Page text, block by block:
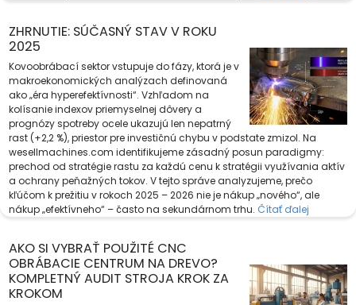
ZHRNUTIE: SÚČASNÝ STAV V ROKU
2025
Kovoobrábací sektor vstupuje do fázy, ktorá je v
makroekonomických analýzach definovaná
ako „éra hyperefektívnosti“. Vzhľadom na
kolísanie indexov priemyselnej dôvery a
prognózy spotreby ocele ukazujú len nepatrný
rast (+2,2 %), priestor pre investičnú chybu v podstate zmizol. Na
wesellmachines.com identifikujeme zásadný posun paradigmy:
prechod od stratégie rastu za každú cenu k stratégii využívania aktív
a ochrany peňažných tokov. V tejto správe analyzujeme, prečo
kľúčom k prežitiu v rokoch 2025 – 2026 nie je nákup „nového“, ale
nákup „efektívneho“ – často na sekundárnom trhu. Čítať ďalej
AKO SI VYBRAŤ POUŽITÉ CNC
OBRÁBACIE CENTRUM NA DREVO?
KOMPLETNÝ AUDIT STROJA KROK ZA
KROKOM